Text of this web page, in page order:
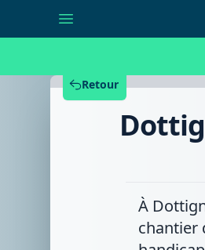
métamorphose
Retour
À
chantier